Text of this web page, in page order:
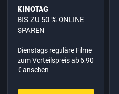
KINOTAG
BIS ZU 50 % ONLINE
SPAREN
Dienstags reguläre Filme
zum Vorteilspreis ab 6,90
€ ansehen